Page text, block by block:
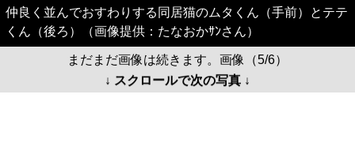
仲良く並んでおすわりする同居猫のムタくん（手前）とテテ
くん（後ろ）（画像提供：たなおかｻﾝさん）
まだまだ画像は続きます。画像（5/6）
↓ スクロールで次の写真 ↓